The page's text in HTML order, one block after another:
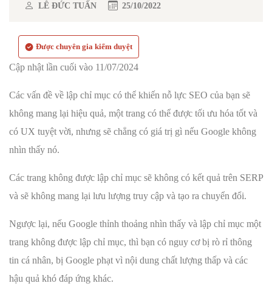
LÊ ĐỨC TUẤN 25/10/2022
Được chuyên gia kiểm duyệt
Cập nhật lần cuối vào 11/07/2024
Các vấn đề về lập chỉ mục có thể khiến nỗ lực SEO của bạn sẽ
không mang lại hiệu quả, một trang có thể được tối ưu hóa tốt và
có UX tuyệt vời, nhưng sẽ chẳng có giá trị gì nếu Google không
nhìn thấy nó.
Các trang không được lập chỉ mục sẽ không có kết quả trên SERP
và sẽ không mang lại lưu lượng truy cập và tạo ra chuyển đổi.
Ngược lại, nếu Google thỉnh thoảng nhìn thấy và lập chỉ mục một
trang không được lập chỉ mục, thì bạn có nguy cơ bị rò rỉ thông
tin cá nhân, bị Google phạt vì nội dung chất lượng thấp và các
hậu quả khó đáp ứng khác.